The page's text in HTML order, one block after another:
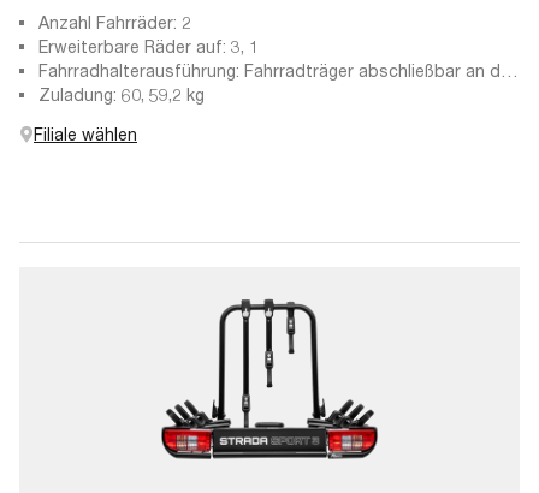
Anzahl Fahrräder: 2
Erweiterbare Räder auf: 3, 1
Fahrradhalterausführung: Fahrradträger abschließbar an der
Anhängekupplung, abschließbare Haltearme
Zuladung: 60, 59,2 kg
Filiale wählen